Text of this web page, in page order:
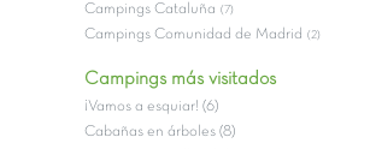
Campings Cataluña (7)
Campings Comunidad de Madrid (2)
Campings más visitados
¡Vamos a esquiar! (6)
Cabañas en árboles (8)